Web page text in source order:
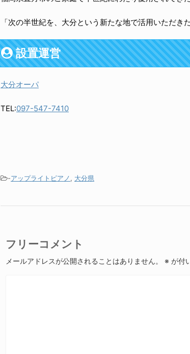
だれでも自由に弾けるピアノ「ふらっとPIANO」が
大分オーパ4F特設会場に登場。
福岡県直方市のご家庭で半世紀にわたり愛用されてき
「次の半世紀を、大分という新たな地で活用いただき
TEL:097-547-7410